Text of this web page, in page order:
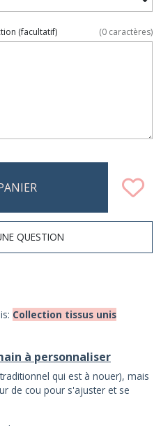
(facultatif) (0 caractères)
QUESTION
Collection tissus unis
à personnaliser
qui est à nouer), mais
de cou pour s'ajuster et se